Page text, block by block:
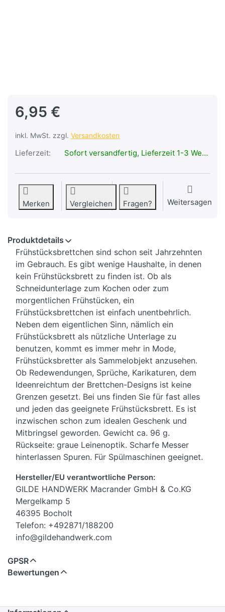
6,95 €
inkl. MwSt. zzgl. Versandkosten
Lieferzeit: Sofort versandfertig, Lieferzeit 1-3 Werktage.
Merken Vergleichen Fragen? Weitersagen
Produktdetails
Frühstücksbrettchen sind schon seit Jahrzehnten
im Gebrauch. Es gibt wenige Haushalte, in denen
kein Frühstücksbrett zu finden ist. Ob als
Schneidunterlage zum Kochen oder zum
morgentlichen Frühstücken, ein
Frühstücksbrettchen ist einfach unentbehrlich.
Neben dem eigentlichen Sinn, nämlich ein
Frühstücksbrett als nützliche Unterlage zu
benutzen, kommt es immer mehr in Mode,
Frühstücksbretter als Sammelobjekt anzusehen.
Ob Redewendungen, Sprüche, Karikaturen, dem
Ideenreichtum der Brettchen-Designs ist keine
Grenzen gesetzt. Bei uns finden Sie für fast alles
und jeden das geeignete Frühstücksbrett. Es ist
inzwischen schon zum idealen Geschenk und
Mitbringsel geworden. Gewicht ca. 96 g.
Rückseite: graue Leinenoptik. Scharfe Messer
hinterlassen Spuren. Für Spülmaschinen geeignet.
Hersteller/EU verantwortliche Person:
GILDE HANDWERK Macrander GmbH & Co.KG
Mergelkamp 5
46395 Bocholt
Telefon: +492871/188200
info@gildehandwerk.com
GPSR
Bewertungen